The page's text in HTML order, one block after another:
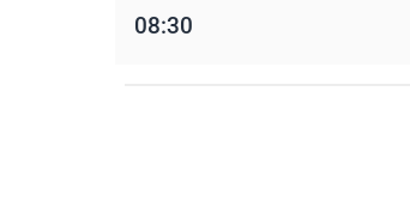
08:30